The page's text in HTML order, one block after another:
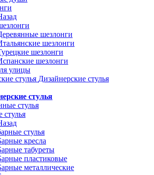
шезлонги
шезлонги
шезлонги
шезлонги
улицы
Дизайнерские стулья
стулья
стулья
стулья
стулья
кресла
табуреты
пластиковые
металлические